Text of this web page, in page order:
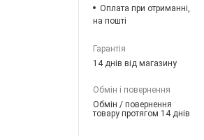
Оплата при отриманні,
на пошті
Гарантія
14 днів від магазину
Обмін і повернення
Обмін / повернення
товару протягом 14 днів